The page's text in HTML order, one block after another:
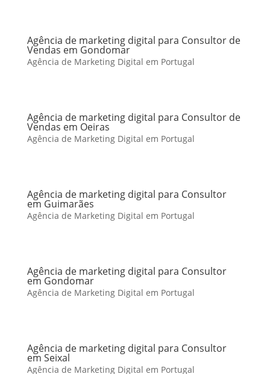
Agência de marketing digital para Consultor de
Vendas em Gondomar
Agência de Marketing Digital em Portugal
Agência de marketing digital para Consultor de
Vendas em Oeiras
Agência de Marketing Digital em Portugal
Agência de marketing digital para Consultor
em Guimarães
Agência de Marketing Digital em Portugal
Agência de marketing digital para Consultor
em Gondomar
Agência de Marketing Digital em Portugal
Agência de marketing digital para Consultor
em Seixal
Agência de Marketing Digital em Portugal